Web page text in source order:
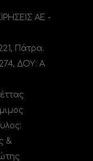
ΑΕ -
Πάτρα.
ΔΟΥ: A
&